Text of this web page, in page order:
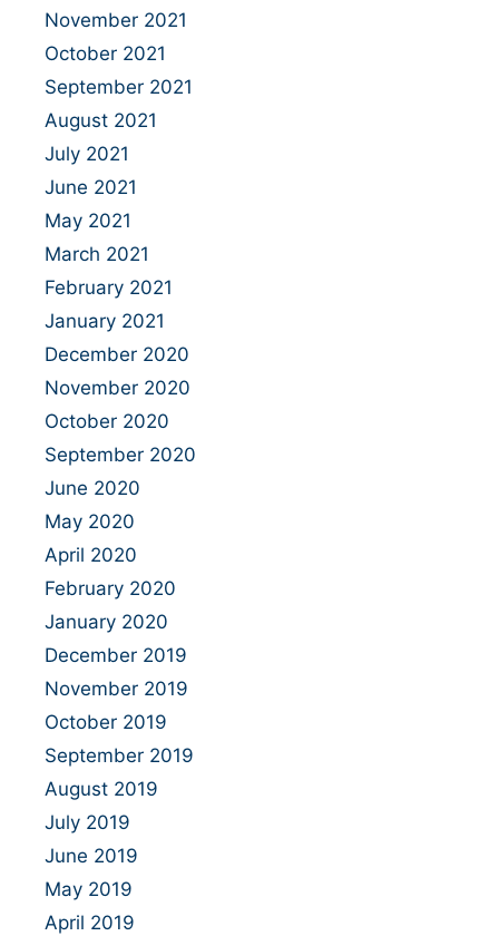
November 2021
October 2021
September 2021
August 2021
July 2021
June 2021
May 2021
March 2021
February 2021
January 2021
December 2020
November 2020
October 2020
September 2020
June 2020
May 2020
April 2020
February 2020
January 2020
December 2019
November 2019
October 2019
September 2019
August 2019
July 2019
June 2019
May 2019
April 2019